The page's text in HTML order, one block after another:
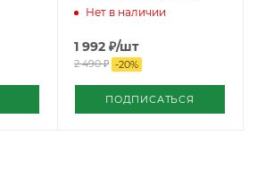
Нет в наличии
1 992 ₽/шт
2 490₽ -20%
ПОДПИСАТЬСЯ